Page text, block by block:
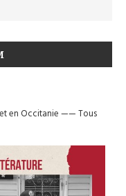
en Occitanie——Tous